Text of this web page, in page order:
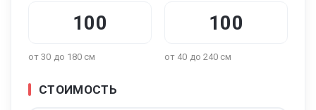
от 30 до 180 см от 40 до 240 см
СТОИМОСТЬ